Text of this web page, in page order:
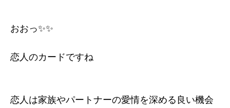
おおっ✨✨
恋人のカードですね
恋人は家族やパートナーの愛情を深める良い機会